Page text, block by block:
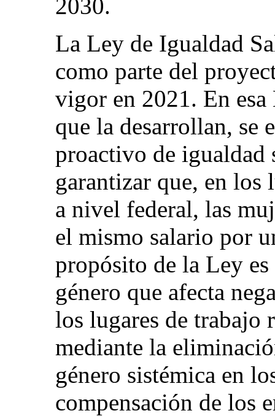
2030.
La Ley de Igualdad
como parte del
vigor en 2021. En
que la desarrollan, se
proactivo de igualdad
garantizar que, en los
a nivel federal, las
el mismo salario por
propósito de la Ley
género que afecta
los lugares de trabajo
mediante la
género sistémica en
compensación de los